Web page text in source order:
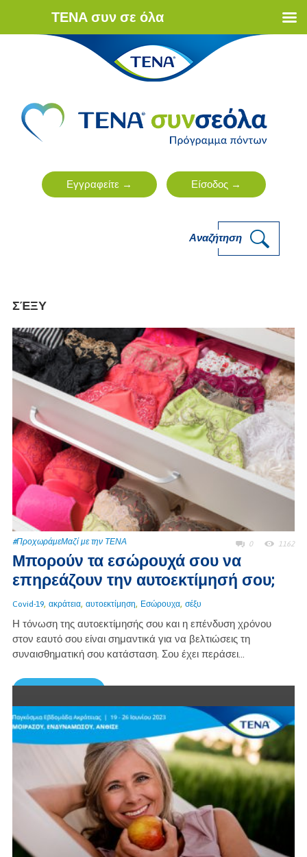
Αναζήτηση
ΣΈΞΥ
#ΠροχωράμεΜαζί με την ΤΕΝΑ 0 1162
Μπορούν τα εσώρουχά σου να
επηρεάζουν την αυτοεκτίμησή σου;
Covid-19, ακράτεια, αυτοεκτίμηση, Εσώρουχα, σέξυ
Η τόνωση της αυτοεκτίμησής σου και η επένδυση χρόνου
στον εαυτό σου είναι σημαντικά για να βελτιώσεις τη
συναισθηματική σου κατάσταση. Σου έχει περάσει...
ΤΕΝΑ συν σε όλα